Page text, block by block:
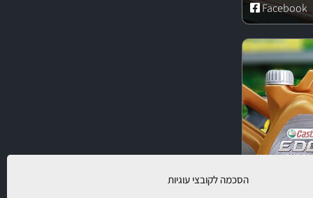
הסכמה לקובצי עוגיות
Facebook